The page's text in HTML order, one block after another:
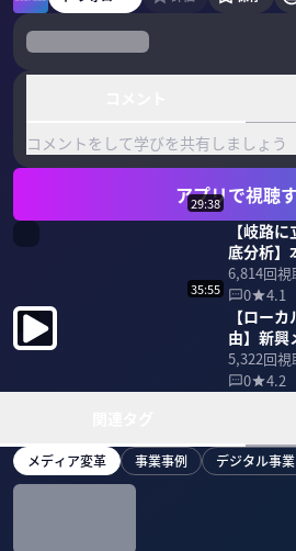
コメントをして学びを共有しましょう
アプリで視聴
29:38
【岐路
底分析】
ンなのか
6,814回視
0
4.1
35:55
【ロー
由】新興
係性
5,322回視
0
4.2
メディア変革 事業事例 デジタル事業